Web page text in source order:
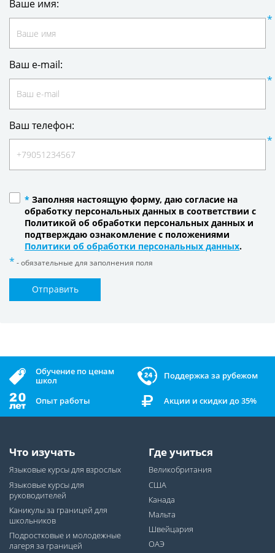
Ваше имя:
Ваш e-mail:
Ваш телефон:
* Заполняя настоящую форму, даю согласие на
обработку персональных данных в соответствии с
Политикой об обработки персональных данных и
подтверждаю ознакомление с положениями
Политики об обработки персональных данных.
- обязательные для заполнения поля
Отправить
Обучение по ценам
школ
Поддержка за рубежом
Опыт работы Акции и скидки до 35%
Что изучать
Языковые курсы для взрослых
Языковые курсы для
руководителей
Каникулы за границей для
школьников
Подростковые и молодежные
лагеря за границей
Где учиться
Великобритания
США
Канада
Мальта
Швейцария
ОАЭ